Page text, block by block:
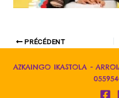
PRÉCÉDENT
AZKAINGO IKASTOLA -